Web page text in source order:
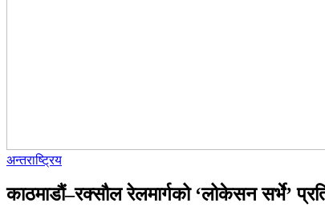
अन्तराष्ट्रिय
काठमाडौं–रक्सौल रेलमार्गको ‘लोकेसन सर्भे’